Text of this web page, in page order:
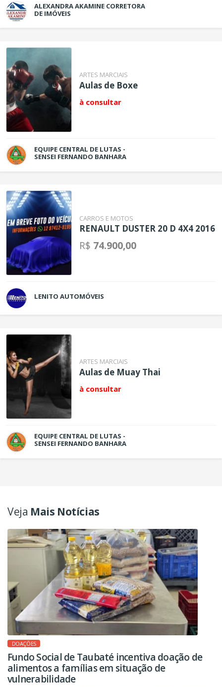
ALEXANDRA AKAMINE CORRETORA
DE IMÓVEIS
ARTES MARCIAIS
Aulas de Boxe
à consultar
EQUIPE CENTRAL DE LUTAS -
SENSEI FERNANDO BANHARA
CARROS E MOTOS
RENAULT DUSTER 20 D 4X4 2016
R$ 74.900,00
LENITO AUTOMÓVEIS
ARTES MARCIAIS
Aulas de Muay Thai
à consultar
EQUIPE CENTRAL DE LUTAS -
SENSEI FERNANDO BANHARA
Veja Mais Notícias
DOAÇÕES
Fundo Social de Taubaté incentiva doação de
alimentos a famílias em situação de
vulnerabilidade